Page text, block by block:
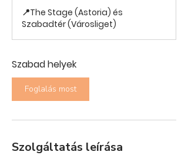
.
1
1
n
n
📍The Stage (Astoria) és
Szabadtér (Városliget)
Szabad helyek
Foglalás most
Szolgáltatás leírása